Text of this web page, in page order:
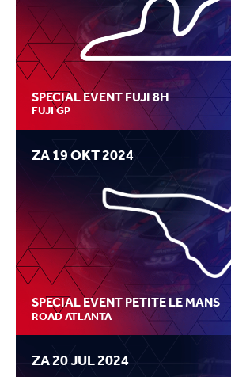
SPECIAL EVENT FUJI 8H
FUJI GP
ZA 19 OKT 2024
SPECIAL EVENT PETITE LE MANS
ROAD ATLANTA
ZA 20 JUL 2024